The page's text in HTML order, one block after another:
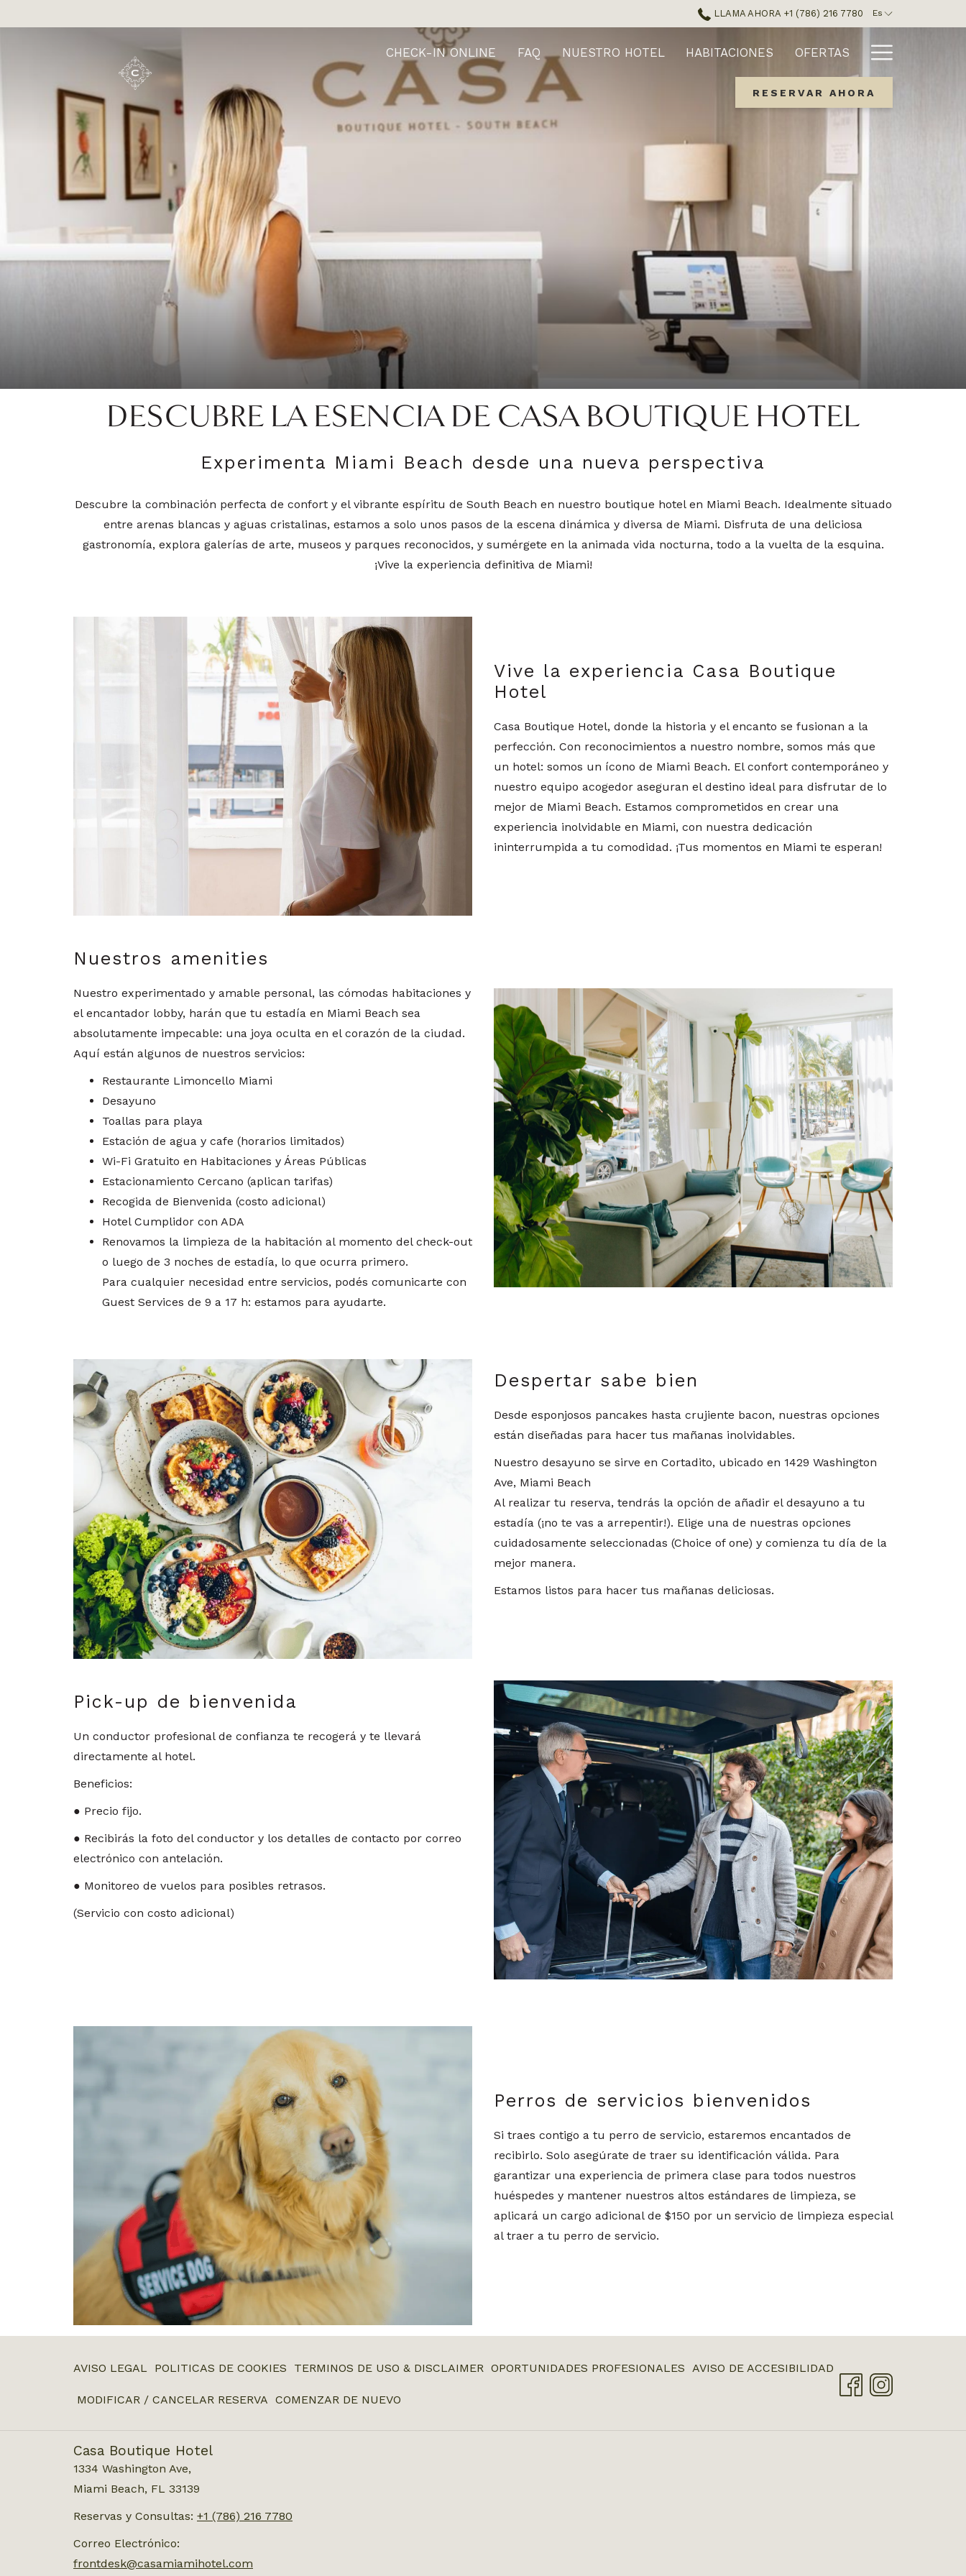
LLAMA AHORA +1 (786) 216 7780 Es
CHECK-IN ONLINE FAQ NUESTRO HOTEL HABITACIONES OFERTAS
Menu
RESERVAR AHORA
DESCUBRE LA ESENCIA DE CASA BOUTIQUE HOTEL
Experimenta Miami Beach desde una nueva perspectiva
Descubre la combinación perfecta de confort y el vibrante espíritu de South Beach en nuestro boutique hotel en Miami Beach. Idealmente situado
entre arenas blancas y aguas cristalinas, estamos a solo unos pasos de la escena dinámica y diversa de Miami. Disfruta de una deliciosa
gastronomía, explora galerías de arte, museos y parques reconocidos, y sumérgete en la animada vida nocturna, todo a la vuelta de la esquina.
¡Vive la experiencia definitiva de Miami!
Vive la experiencia Casa Boutique
Hotel
Casa Boutique Hotel, donde la historia y el encanto se fusionan a la
perfección. Con reconocimientos a nuestro nombre, somos más que
un hotel: somos un ícono de Miami Beach. El confort contemporáneo y
nuestro equipo acogedor aseguran el destino ideal para disfrutar de lo
mejor de Miami Beach. Estamos comprometidos en crear una
experiencia inolvidable en Miami, con nuestra dedicación
ininterrumpida a tu comodidad. ¡Tus momentos en Miami te esperan!
Nuestros amenities
Nuestro experimentado y amable personal, las cómodas habitaciones y
el encantador lobby, harán que tu estadía en Miami Beach sea
absolutamente impecable: una joya oculta en el corazón de la ciudad.
Aquí están algunos de nuestros servicios:
Restaurante Limoncello Miami
Desayuno
Toallas para playa
Estación de agua y cafe (horarios limitados)
Wi-Fi Gratuito en Habitaciones y Áreas Públicas
Estacionamiento Cercano (aplican tarifas)
Recogida de Bienvenida (costo adicional)
Hotel Cumplidor con ADA
Renovamos la limpieza de la habitación al momento del check-out
o luego de 3 noches de estadía, lo que ocurra primero.
Para cualquier necesidad entre servicios, podés comunicarte con
Guest Services de 9 a 17 h: estamos para ayudarte.
Despertar sabe bien
Desde esponjosos pancakes hasta crujiente bacon, nuestras opciones
están diseñadas para hacer tus mañanas inolvidables.
Nuestro desayuno se sirve en Cortadito, ubicado en 1429 Washington
Ave, Miami Beach
Al realizar tu reserva, tendrás la opción de añadir el desayuno a tu
estadía (¡no te vas a arrepentir!). Elige una de nuestras opciones
cuidadosamente seleccionadas (Choice of one) y comienza tu día de la
mejor manera.
Estamos listos para hacer tus mañanas deliciosas.
Pick-up de bienvenida
Un conductor profesional de confianza te recogerá y te llevará
directamente al hotel.
Beneficios:
● Precio fijo.
● Recibirás la foto del conductor y los detalles de contacto por correo
electrónico con antelación.
● Monitoreo de vuelos para posibles retrasos.
(Servicio con costo adicional)
Perros de servicios bienvenidos
Si traes contigo a tu perro de servicio, estaremos encantados de
recibirlo. Solo asegúrate de traer su identificación válida. Para
garantizar una experiencia de primera clase para todos nuestros
huéspedes y mantener nuestros altos estándares de limpieza, se
aplicará un cargo adicional de $150 por un servicio de limpieza especial
al traer a tu perro de servicio.
AVISO LEGAL ABRE
UNA
PESTAÑA
POLITICAS DE COOKIES TERMINOS DE USO & DISCLAIMER OPORTUNIDADES PROFESIONALES ABRE
AVISO DE ACCESIBILIDAD
MODIFICAR / CANCELAR RESERVA COMENZAR DE NUEVO
Casa Boutique Hotel
1334 Washington Ave,
Miami Beach, FL 33139
Reservas y Consultas: +1 (786) 216 7780
Correo Electrónico:
frontdesk@casamiamihotel.com